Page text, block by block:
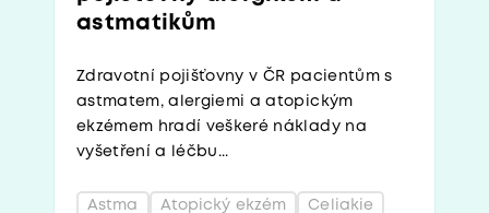
astmatikům
Zdravotní pojišťovny v ČR pacientům s
astmatem, alergiemi a atopickým
ekzémem hradí veškeré náklady na
vyšetření a léčbu...
Astma Atopický ekzém Celiakie